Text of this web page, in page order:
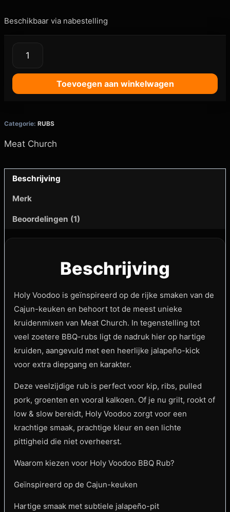
Beschikbaar via nabestelling
Toevoegen aan winkelwagen
Categorie: RUBS
Meat Church
Beschrijving
Merk
Beoordelingen (1)
Beschrijving
Holy Voodoo is geïnspireerd op de rijke smaken van de
Cajun-keuken en behoort tot de meest unieke
kruidenmixen van Meat Church. In tegenstelling tot
veel zoetere BBQ-rubs ligt de nadruk hier op hartige
kruiden, aangevuld met een heerlijke jalapeño-kick
voor extra diepgang en karakter.
Deze veelzijdige rub is perfect voor kip, ribs, pulled
pork, groenten en vooral kalkoen. Of je nu grilt, rookt of
low & slow bereidt, Holy Voodoo zorgt voor een
krachtige smaak, prachtige kleur en een lichte
pittigheid die niet overheerst.
Waarom kiezen voor Holy Voodoo BBQ Rub?
Geïnspireerd op de Cajun-keuken
Hartige smaak met subtiele jalapeño-pit